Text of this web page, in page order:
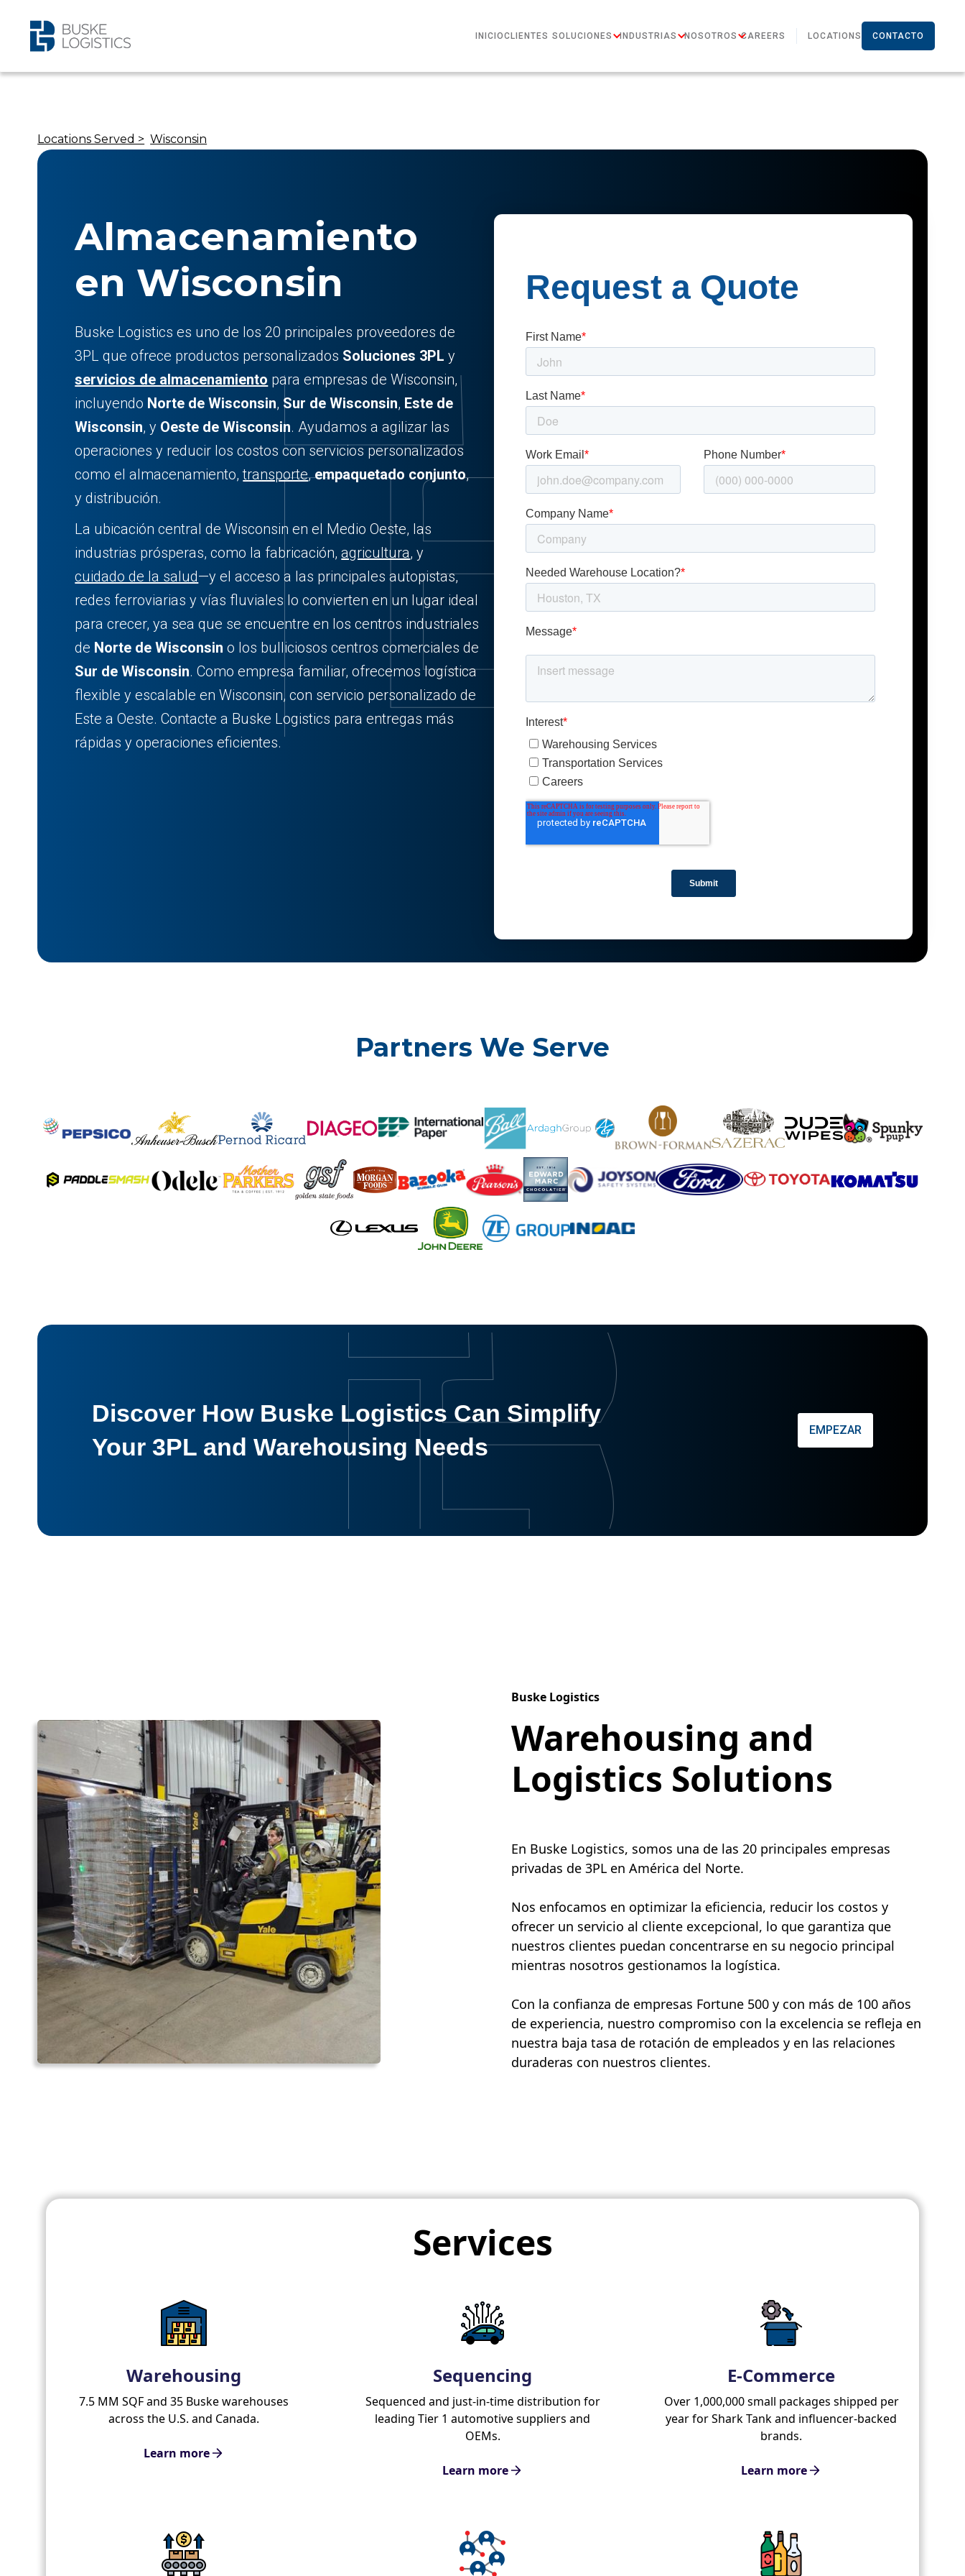
INICIOCLIENTES SOLUCIONES INDUSTRIAS NOSOTROS CAREERS LOCATIONS CONTACTO
Locations Served > Wisconsin
Almacenamiento
en Wisconsin
Buske Logistics es uno de los 20 principales proveedores de
3PL que ofrece productos personalizados Soluciones 3PL y
servicios de almacenamiento para empresas de Wisconsin,
incluyendo Norte de Wisconsin, Sur de Wisconsin, Este de
Wisconsin, y Oeste de Wisconsin. Ayudamos a agilizar las
operaciones y reducir los costos con servicios personalizados
como el almacenamiento,transporte,empaquetado conjunto,
y distribución.
La ubicación central de Wisconsin en el Medio Oeste, las
industrias prósperas, como la fabricación,agricultura, y
cuidado de la salud—y el acceso a las principales autopistas,
redes ferroviarias y vías fluviales lo convierten en un lugar ideal
para crecer, ya sea que se encuentre en los centros industriales
de Norte de Wisconsin o los bulliciosos centros comerciales de
Sur de Wisconsin. Como empresa familiar, ofrecemos logística
flexible y escalable en Wisconsin, con servicio personalizado de
Este a Oeste. Contacte a Buske Logistics para entregas más
rápidas y operaciones eficientes.
Partners We Serve
Discover How Buske Logistics Can Simplify
Your 3PL and Warehousing Needs
EMPEZAR
Buske Logistics
Warehousing and
Logistics Solutions
En Buske Logistics, somos una de las 20 principales empresas
privadas de 3PL en América del Norte.
Nos enfocamos en optimizar la eficiencia, reducir los costos y
ofrecer un servicio al cliente excepcional, lo que garantiza que
nuestros clientes puedan concentrarse en su negocio principal
mientras nosotros gestionamos la logística.
Con la confianza de empresas Fortune 500 y con más de 100 años
de experiencia, nuestro compromiso con la excelencia se refleja en
nuestra baja tasa de rotación de empleados y en las relaciones
duraderas con nuestros clientes.
Services
Warehousing
7.5 MM SQF and 35 Buske warehouses
across the U.S. and Canada.
Learn more
Sequencing
Sequenced and just-in-time distribution for
leading Tier 1 automotive suppliers and
OEMs.
Learn more
E-Commerce
Over 1,000,000 small packages shipped per
year for Shark Tank and influencer-backed
brands.
Learn more